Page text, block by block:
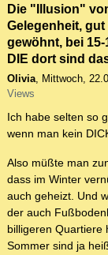
Die "Illusion"
Gelegenheit,
gewöhnt, bei
DIE dort sind
Olivia, Mittwoch,
Views
Ich habe selten so
wenn man kein
Also müßte man
dass im Winter
auch geheizt. Und
der auch
billigeren Quartiere
Sommer sind ja